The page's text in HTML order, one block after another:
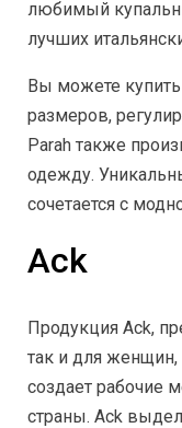
любимый
лучших
Вы можете
размеров,
Parah также
одежду.
сочетается с
Ack
Продукция Ack,
так и для женщин,
создает рабочие
страны. Ack